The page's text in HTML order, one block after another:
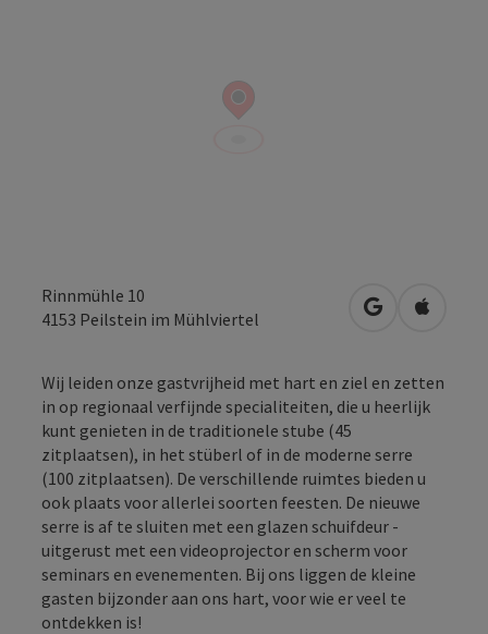
Rinnmühle 10
4153 Peilstein im Mühlviertel Openen in
Wij leiden onze gastvrijheid met hart en ziel en zetten
in op regionaal verfijnde specialiteiten, die u heerlijk
kunt genieten in de traditionele stube (45
zitplaatsen), in het stüberl of in de moderne serre
(100 zitplaatsen). De verschillende ruimtes bieden u
ook plaats voor allerlei soorten feesten. De nieuwe
serre is af te sluiten met een glazen schuifdeur -
uitgerust met een videoprojector en scherm voor
seminars en evenementen. Bij ons liggen de kleine
gasten bijzonder aan ons hart, voor wie er veel te
ontdekken is!